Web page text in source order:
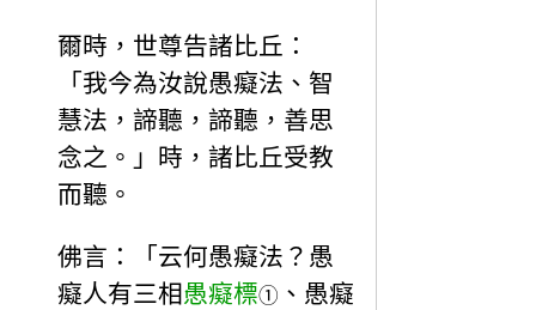
爾時，世尊告諸比丘：
「我今為汝說愚癡法、智
慧法，諦聽，諦聽，善思
念之。」時，諸比丘受教
而聽。
佛言：「云何愚癡法？愚
癡人有三相愚癡標① 、愚癡